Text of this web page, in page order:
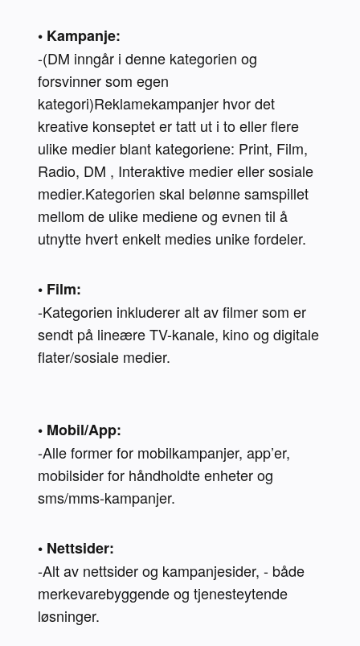
• Kampanje:
-(DM inngår i denne kategorien og
forsvinner som egen
kategori)Reklamekampanjer hvor det
kreative konseptet er tatt ut i to eller flere
ulike medier blant kategoriene: Print, Film,
Radio, DM , Interaktive medier eller sosiale
medier.Kategorien skal belønne samspillet
mellom de ulike mediene og evnen til å
utnytte hvert enkelt medies unike fordeler.
• Film:
-Kategorien inkluderer alt av filmer som er
sendt på lineære TV-kanale, kino og digitale
flater/sosiale medier.
• Mobil/App:
-Alle former for mobilkampanjer, app’er,
mobilsider for håndholdte enheter og
sms/mms-kampanjer.
• Nettsider:
-Alt av nettsider og kampanjesider, - både
merkevarebyggende og tjenesteytende
løsninger.